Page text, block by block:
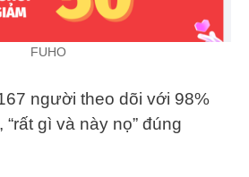
FUHO
người theo dõi với 98%
gì và này nọ” đúng